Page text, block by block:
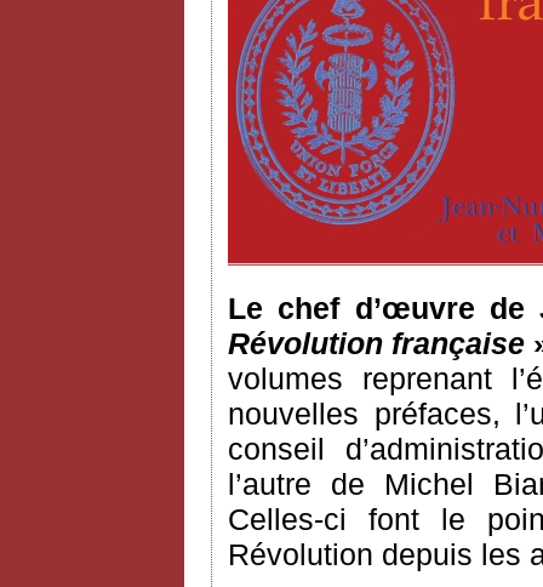
Le chef d’œuvre de
Révolution française
volumes reprenant
nouvelles préfaces,
conseil
l’autre de Michel
Celles-ci font le
Révolution depuis les